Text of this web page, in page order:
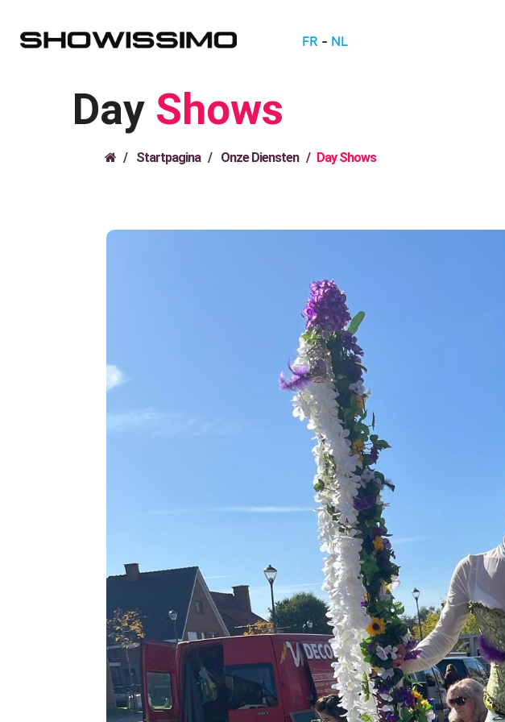
FR - NL
Day Shows
Startpagina Onze Diensten Day Shows